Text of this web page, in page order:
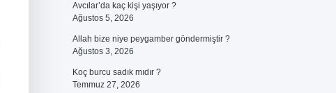
Avcılar’da kaç kişi yaşıyor ?
Ağustos 5, 2026
Allah bize niye peygamber göndermiştir ?
Ağustos 3, 2026
Koç burcu sadık mıdır ?
Temmuz 27, 2026